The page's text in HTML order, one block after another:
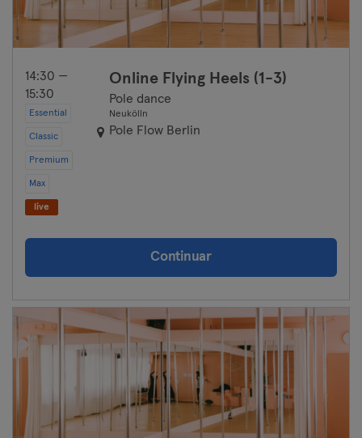
14:30 —
15:30
Essential
Classic
Premium
Max
live
Online Flying Heels (1-3)
Pole dance
Neukölln
Pole Flow Berlin
Continuar